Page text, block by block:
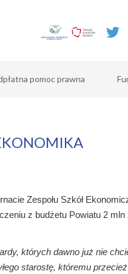
pomoc prawna
Zespołu Szkół
z budżetu Powiatu 2 mln
których dawno już nie
starostę, któremu przecież